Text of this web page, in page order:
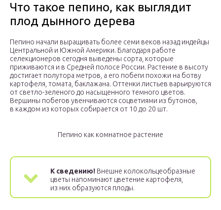
Что такое пепино, как выглядит
плод дынного дерева
Пепино начали выращивать более семи веков назад индейцы
Центральной и Южной Америки. Благодаря работе
селекционеров сегодня выведены сорта, которые
приживаются и в Средней полосе России. Растение в высоту
достигает полутора метров, а его побеги похожи на ботву
картофеля, томата, баклажана. Оттенки листьев варьируются
от светло-зеленого до насыщенного темного цветов.
Вершины побегов увенчиваются соцветиями из бутонов,
в каждом из которых собирается от 10 до 20 шт.
Пепино как комнатное растение
К сведению! Внешне колокольцеобразные
цветы напоминают цветение картофеля,
из них образуются плоды.